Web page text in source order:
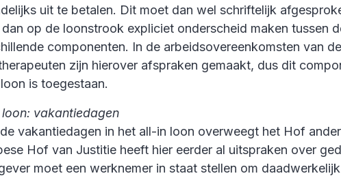
uit te betalen. Dit moet dan wel schriftelijk
op de loonstrook expliciet onderscheid maken tussen
componenten. In de arbeidsovereenkomsten van de
zijn hierover afspraken gemaakt, dus dit
is toegestaan.
vakantiedagen
vakantiedagen in het all-in loon overweegt het Hof
Hof van Justitie heeft hier eerder al uitspraken over
moet een werknemer in staat stellen om